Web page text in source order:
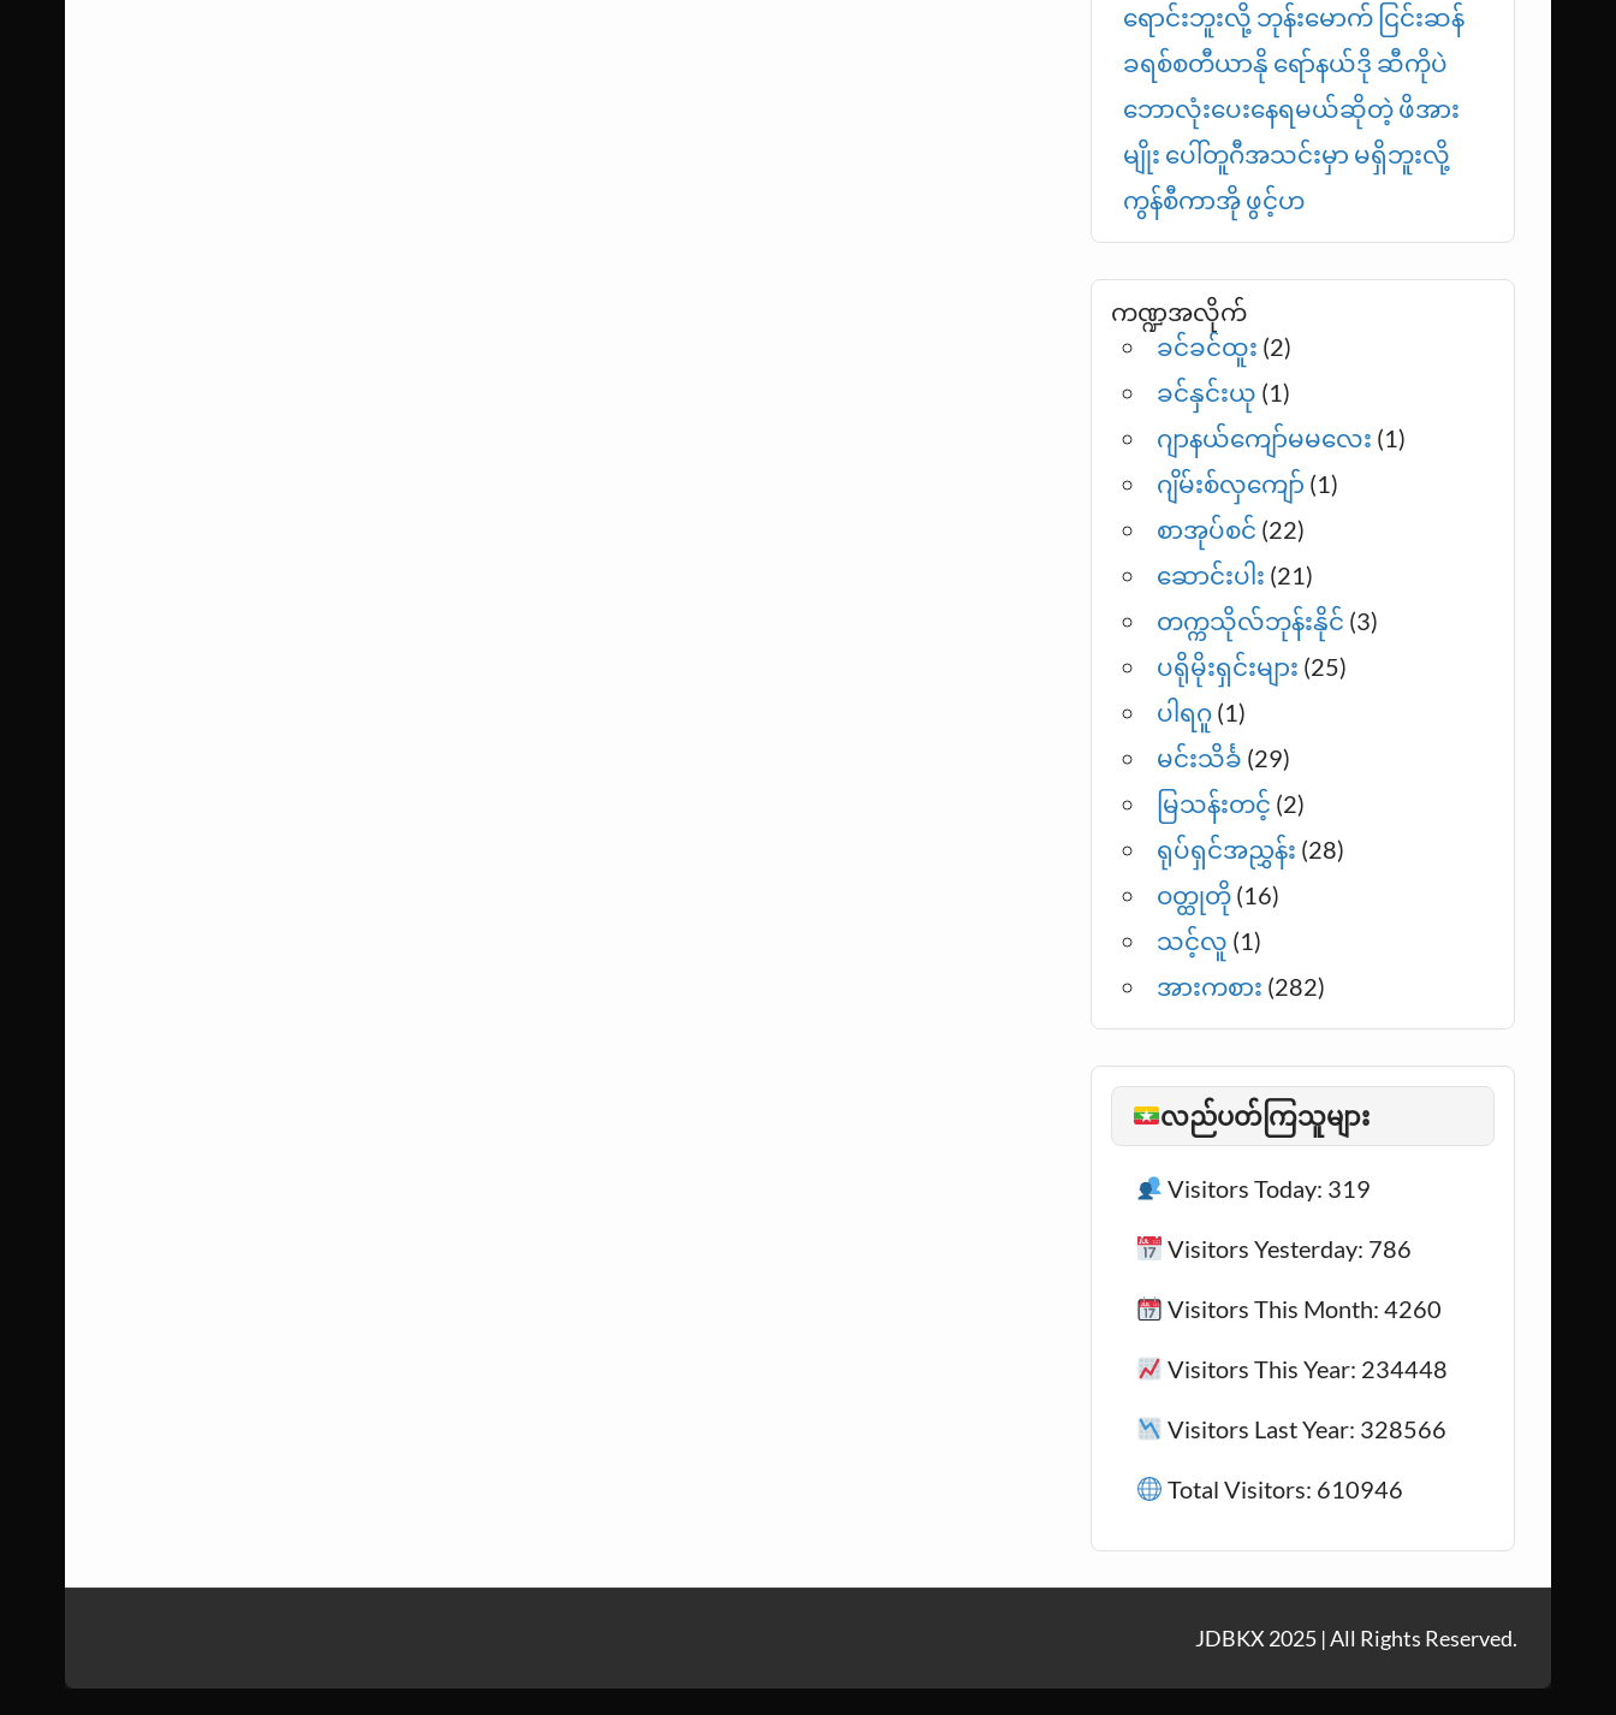
ရောင်းဘူးလို့ ဘုန်းမောက် ငြင်းဆန်
ခရစ်စတီယာနို ရော်နယ်ဒို ဆီကိုပဲ
ဘောလုံးပေးနေရမယ်ဆိုတဲ့ ဖိအား
မျိုး ပေါ်တူဂီအသင်းမှာ မရှိဘူးလို့
ကွန်စီကာအို ဖွင့်ဟ
ကဏ္ဍအလိုက်
ခင်ခင်ထူး (2)
ခင်နှင်းယု (1)
ဂျာနယ်ကျော်မမလေး (1)
ဂျိမ်းစ်လှကျော် (1)
စာအုပ်စင် (22)
ဆောင်းပါး (21)
တက္ကသိုလ်ဘုန်းနိုင် (3)
ပရိုမိုးရှင်းများ (25)
ပါရဂူ (1)
မင်းသိင်္ခ (29)
မြသန်းတင့် (2)
ရုပ်ရှင်အညွှန်း (28)
ဝတ္ထုတို (16)
သင့်လူ (1)
အားကစား (282)
လည်ပတ်ကြသူများ
Visitors Today: 319
Visitors Yesterday: 786
Visitors This Month: 4260
Visitors This Year: 234448
Visitors Last Year: 328566
Total Visitors: 610946
JDBKX 2025 | All Rights Reserved.